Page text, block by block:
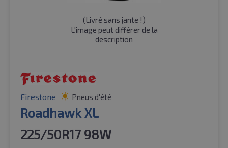
(Livré sans jante !)
L'image peut différer de la
description
Firestone Pneus d'été
Roadhawk XL
225/50R17 98W